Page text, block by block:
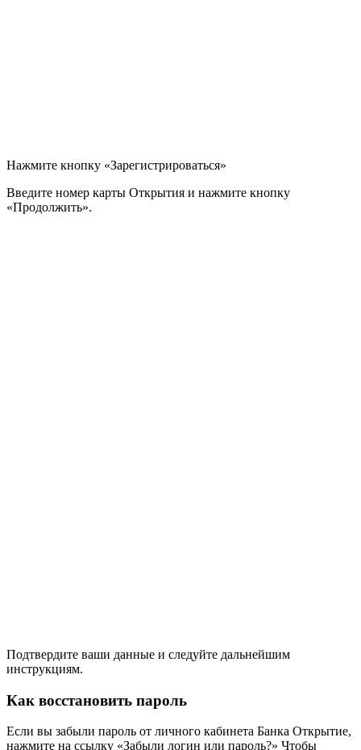
Нажмите кнопку «Зарегистрироваться»
Введите номер карты Открытия и нажмите кнопку
«Продолжить».
Подтвердите ваши данные и следуйте дальнейшим
инструкциям.
Как восстановить пароль
Если вы забыли пароль от личного кабинета Банка Открытие,
нажмите на ссылку «Забыли логин или пароль?» Чтобы